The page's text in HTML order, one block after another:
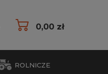
0,00 zł
ROLNICZE